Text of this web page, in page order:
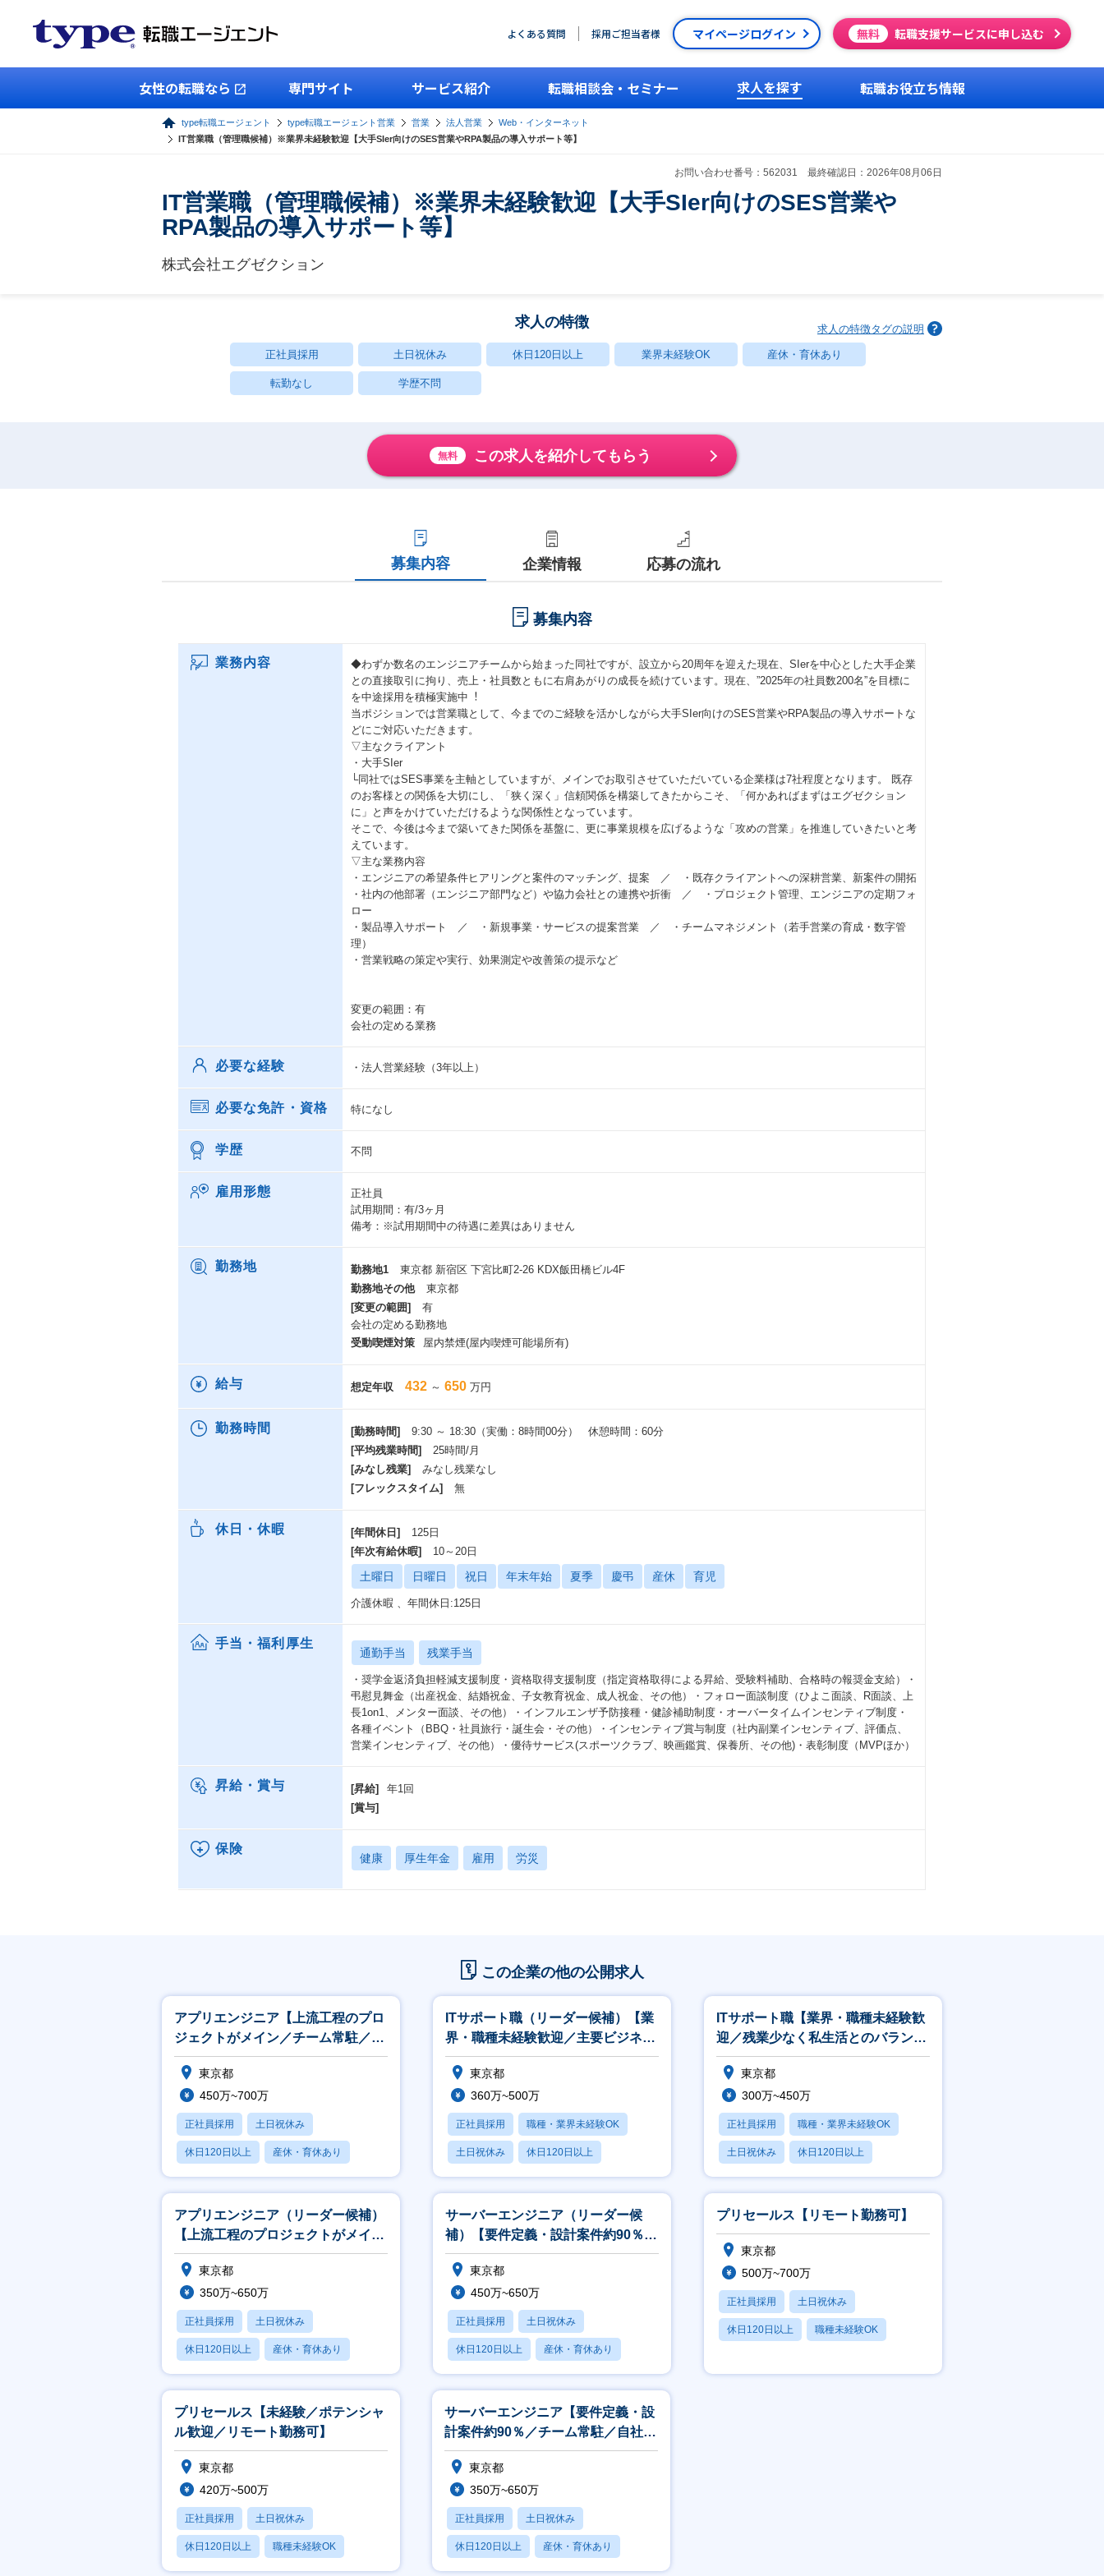
よくある質問 採用ご担当者様 マイページログイン 無料 転職支援サービスに申し込む
女性の転職なら 専門サイト サービス紹介 転職相談会・セミナー 求人を探す 転職お役立ち情報
type転職エージェント type転職エージェント営業 営業 法人営業
Web・インターネット
IT営業職（管理職候補）※業界未経験歓迎【大手SIer向けのSES営業やRPA製品の導入サポート等】
お問い合わせ番号：562031 最終確認日：2026年08月06日
IT営業職（管理職候補）※業界未経験歓迎【大手SIer向けのSES営業や
RPA製品の導入サポート等】
株式会社エグゼクション
求人の特徴 求人の特徴タグの説明
正社員採用 土日祝休み 休日120日以上 業界未経験OK 産休・育休あり
転勤なし 学歴不問
無料 この求人を紹介してもらう
募集内容 企業情報 応募の流れ
募集内容
業務内容
◆わずか数名のエンジニアチームから始まった同社ですが、設⽴から20周年を迎えた現在、SIerを中⼼とした⼤⼿企業
との直接取引に拘り、売上・社員数ともに右肩あがりの成⻑を続けています。現在、”2025年の社員数200名”を⽬標に
を中途採用を積極実施中︕
当ポジションでは営業職として、今までのご経験を活かしながら大手SIer向けのSES営業やRPA製品の導入サポートな
どにご対応いただきます。
▽主なクライアント
・⼤⼿SIer
└同社ではSES事業を主軸としていますが、メインでお取引させていただいている企業様は7社程度となります。 既存
のお客様との関係を大切にし、「狭く深く」信頼関係を構築してきたからこそ、「何かあればまずはエグゼクション
に」と声をかけていただけるような関係性となっています。
そこで、今後は今まで築いてきた関係を基盤に、更に事業規模を広げるような「攻めの営業」を推進していきたいと考
えています。
▽主な業務内容
・エンジニアの希望条件ヒアリングと案件のマッチング、提案 ／ ・既存クライアントへの深耕営業、新案件の開拓
・社内の他部署（エンジニア部門など）や協力会社との連携や折衝 ／ ・プロジェクト管理、エンジニアの定期フォ
ロー
・製品導入サポート ／ ・新規事業・サービスの提案営業 ／ ・チームマネジメント（若手営業の育成・数字管
理）
・営業戦略の策定や実行、効果測定や改善策の提示など
変更の範囲：有
会社の定める業務
必要な経験 ・法人営業経験（3年以上）
必要な免許・資格 特になし
学歴 不問
雇用形態
正社員
試用期間：有/3ヶ月
備考：※試用期間中の待遇に差異はありません
勤務地 勤務地1
東京都 新宿区 下宮⽐町2-26 KDX飯⽥橋ビル4F
勤務地その他
東京都
[変更の範囲]
有
会社の定める勤務地
受動喫煙対策
屋内禁煙(屋内喫煙可能場所有)
給与 想定年収 432 ～ 650 万円
勤務時間 [勤務時間]
9:30 ～ 18:30（実働：8時間00分） 休憩時間：60分
[平均残業時間]
25時間/月
[みなし残業]
みなし残業なし
[フレックスタイム]
無
休日・休暇 [年間休日]
125日
[年次有給休暇]
10～20日
土曜日 日曜日 祝日 年末年始 夏季 慶弔 産休 育児
介護休暇 、年間休日:125日
手当・福利厚生
通勤手当 残業手当
・奨学金返済負担軽減支援制度・資格取得支援制度（指定資格取得による昇給、受験料補助、合格時の報奨金支給）・
弔慰見舞金（出産祝金、結婚祝金、子女教育祝金、成人祝金、その他）・フォロー面談制度（ひよこ面談、R面談、上
長1on1、メンター面談、その他）・インフルエンザ予防接種・健診補助制度・オーバータイムインセンティブ制度・
各種イベント（BBQ・社員旅行・誕生会・その他）・インセンティブ賞与制度（社内副業インセンティブ、評価点、
営業インセンティブ、その他）・優待サービス(スポーツクラブ、映画鑑賞、保養所、その他)・表彰制度（MVPほか）
昇給・賞与 [昇給]
年1回
[賞与]
保険
健康 厚生年金 雇用 労災
この企業の他の公開求人
アプリエンジニア【上流工程のプロ
ジェクトがメイン／チーム常駐／自
社内プライム案件有】
東京都
450万~700万
正社員採用 土日祝休み
休日120日以上 産休・育休あり
月残業20時間以内
ITサポート職（リーダー候補）【業
界・職種未経験歓迎／主要ビジネス
の中核メンバーになれる】
東京都
360万~500万
正社員採用 職種・業界未経験OK
土日祝休み 休日120日以上
産休・育休あり
ITサポート職【業界・職種未経験歓
迎／残業少なく私生活とのバランス
◎／需要高なITスキルが身につく】
東京都
300万~450万
正社員採用 職種・業界未経験OK
土日祝休み 休日120日以上
産休・育休あり
アプリエンジニア（リーダー候補）
【上流工程のプロジェクトがメイン
／チーム常駐／自社内プライム案件
有】東京都
350万~650万
正社員採用 土日祝休み
休日120日以上 産休・育休あり
月残業20時間以内
サーバーエンジニア（リーダー候
補）【要件定義・設計案件約90％／
チーム常駐／自社内プライム案件
有】東京都
450万~650万
正社員採用 土日祝休み
休日120日以上 産休・育休あり
月残業20時間以内
プリセールス【リモート勤務可】
東京都
500万~700万
正社員採用 土日祝休み
休日120日以上 職種未経験OK
プリセールス【未経験／ポテンシャ
ル歓迎／リモート勤務可】
東京都
420万~500万
正社員採用 土日祝休み
休日120日以上 職種未経験OK
サーバーエンジニア【要件定義・設
計案件約90％／チーム常駐／自社内
プライム案件有】
東京都
350万~650万
正社員採用 土日祝休み
休日120日以上 産休・育休あり